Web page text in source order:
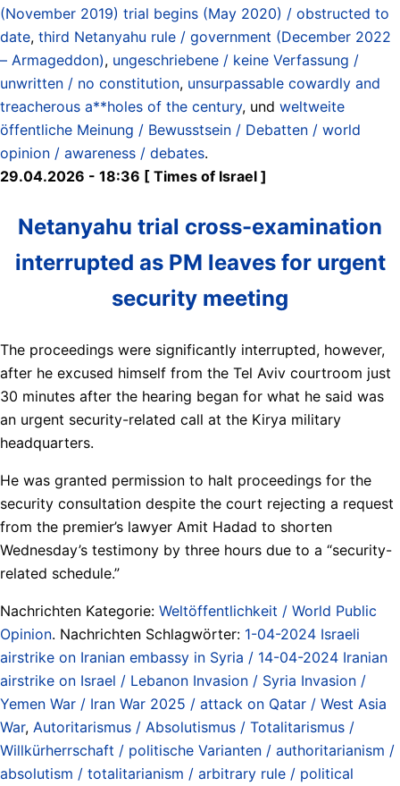
(November 2019) trial begins (May 2020) / obstructed to
date, third Netanyahu rule / government (December 2022
– Armageddon), ungeschriebene / keine Verfassung /
unwritten / no constitution, unsurpassable cowardly and
treacherous a**holes of the century, und weltweite
öffentliche Meinung / Bewusstsein / Debatten / world
opinion / awareness / debates.
29.04.2026 - 18:36 [ Times of Israel ]
Netanyahu trial cross-examination
interrupted as PM leaves for urgent
security meeting
The proceedings were significantly interrupted, however,
after he excused himself from the Tel Aviv courtroom just
30 minutes after the hearing began for what he said was
an urgent security-related call at the Kirya military
headquarters.
He was granted permission to halt proceedings for the
security consultation despite the court rejecting a request
from the premier’s lawyer Amit Hadad to shorten
Wednesday’s testimony by three hours due to a “security-
related schedule.”
Nachrichten Kategorie: Weltöffentlichkeit / World Public
Opinion. Nachrichten Schlagwörter: 1-04-2024 Israeli
airstrike on Iranian embassy in Syria / 14-04-2024 Iranian
airstrike on Israel / Lebanon Invasion / Syria Invasion /
Yemen War / Iran War 2025 / attack on Qatar / West Asia
War, Autoritarismus / Absolutismus / Totalitarismus /
Willkürherrschaft / politische Varianten / authoritarianism /
absolutism / totalitarianism / arbitrary rule / political